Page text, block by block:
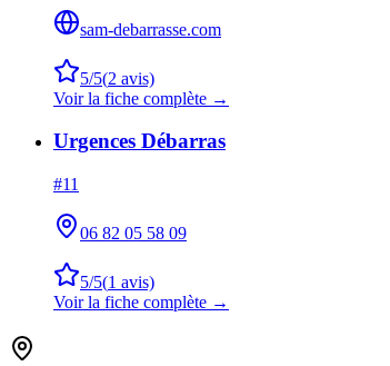
sam-debarrasse.com
5/5(2 avis)
Voir la fiche complète →
Urgences Débarras
#11
06 82 05 58 09
5/5(1 avis)
Voir la fiche complète →